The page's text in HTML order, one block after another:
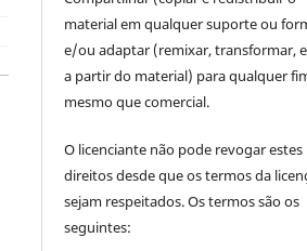
material em qualquer suporte ou
e/ou adaptar (remixar, transformar,
a partir do material) para qualquer
mesmo que comercial.
O licenciante não pode revogar estes
direitos desde que os termos da
sejam respeitados. Os termos são os
seguintes: